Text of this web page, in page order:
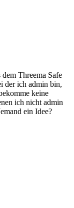
Threema Safe
der ich admin bin,
keine
ich nicht admin
ein Idee?